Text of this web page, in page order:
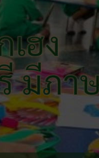
เฮง
มีภา